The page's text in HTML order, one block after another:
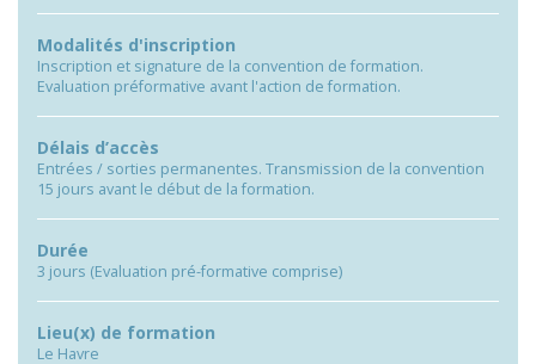
Modalités d'inscription
Inscription et signature de la convention de formation.
Evaluation préformative avant l'action de formation.
Délais d’accès
Entrées / sorties permanentes. Transmission de la convention
15 jours avant le début de la formation.
Durée
3 jours (Evaluation pré-formative comprise)
Lieu(x) de formation
Le Havre